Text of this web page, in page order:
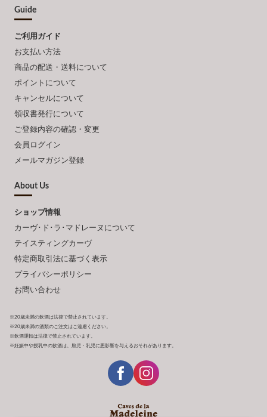
Guide
ご利用ガイド
お支払い方法
商品の配送・送料について
ポイントについて
キャンセルについて
領収書発行について
ご登録内容の確認・変更
会員ログイン
メールマガジン登録
About Us
ショップ情報
カーヴ･ド･ラ･マドレーヌについて
テイスティングカーヴ
特定商取引法に基づく表示
プライバシーポリシー
お問い合わせ
※20歳未満の飲酒は法律で禁止されています。
※20歳未満の酒類のご注文はご遠慮ください。
※飲酒運転は法律で禁止されています。
※妊娠中や授乳中の飲酒は、胎児・乳児に悪影響を与えるおそれがあります。